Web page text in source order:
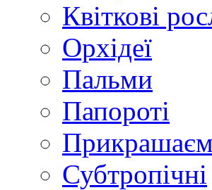
Квіткові
Орхідеї
Пальми
Папороті
Субтропічні